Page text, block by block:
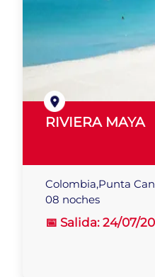
RIVIERA MAYA
Colombia,Punta
08 noches
📅 Salida: 24/07/